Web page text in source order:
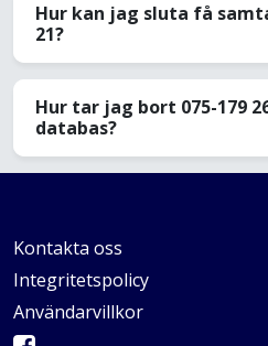
Hur kan jag sluta få
21?
Hur tar jag bort 075-179
databas?
Kontakta oss
Integritetspolicy
Användarvillkor